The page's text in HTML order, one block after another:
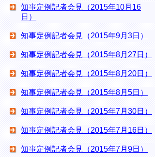
知事定例記者会見（2015年10月16
日）
知事定例記者会見（2015年9月3日）
知事定例記者会見（2015年8月27日）
知事定例記者会見（2015年8月20日）
知事定例記者会見（2015年8月5日）
知事定例記者会見（2015年7月30日）
知事定例記者会見（2015年7月16日）
知事定例記者会見（2015年7月9日）